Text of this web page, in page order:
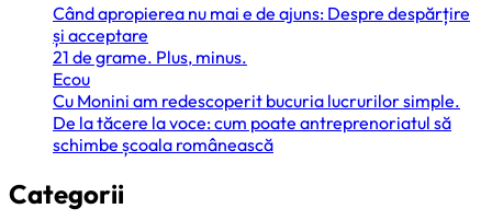
Când apropierea nu mai e de ajuns: Despre despărțire
și acceptare
21 de grame. Plus, minus.
Ecou
Cu Monini am redescoperit bucuria lucrurilor simple.
De la tăcere la voce: cum poate antreprenoriatul să
schimbe școala românească
Categorii